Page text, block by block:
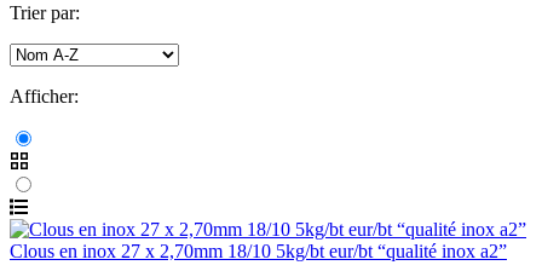
Trier par:
Afficher:
Clous en inox 27 x 2,70mm 18/10 5kg/bt eur/bt “qualité inox a2”